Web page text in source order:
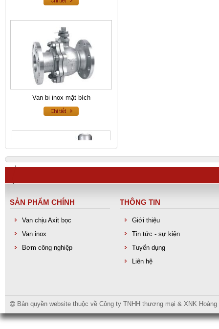
Van bi inox mặt bích
Van an toàn inox
SẢN PHẨM CHÍNH
Van chịu Axit bọc
Van inox
Bơm công nghiệp
THÔNG TIN
Giới thiệu
Tin tức - sự kiện
Tuyển dụng
Liên hệ
Bản quyền website thuộc về Công ty TNHH thương mại & XNK